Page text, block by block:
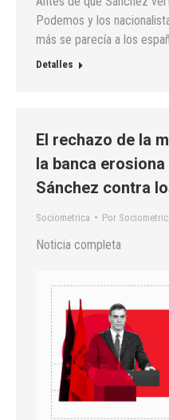
Podemos y los
más se parecía a los
Detalles
El rechazo de la
la banca
Sánchez contra
Sociometrica Por
Noticia completa